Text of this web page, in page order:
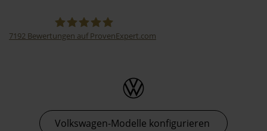
7192 Bewertungen auf ProvenExpert.com
Volkswagen-Modelle konfigurieren